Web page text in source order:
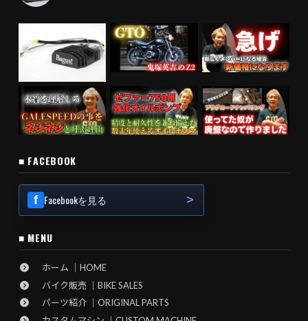
■ FACEBOOK
Facebookを見る
■ MENU
ホーム ｜HOME
バイク販売 ｜BIKE SALES
パーツ紹介 ｜ORIGINAL PARTS